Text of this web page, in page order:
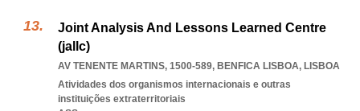
Joint Analysis And Lessons Learned Centre
(jallc)
AV TENENTE MARTINS, 1500-589, BENFICA LISBOA, LISBOA
Atividades dos organismos internacionais e outras
instituições extraterritoriais